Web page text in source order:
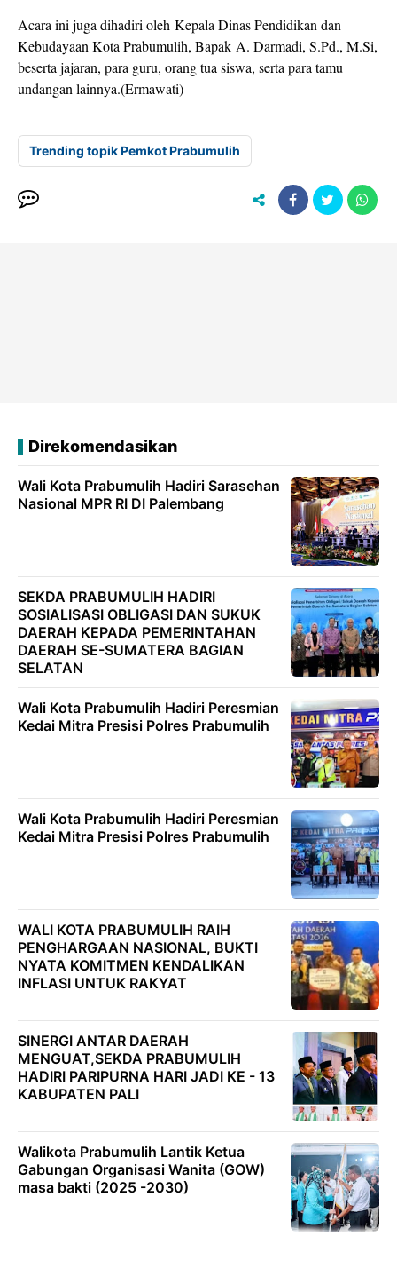
Acara ini juga dihadiri oleh Kepala Dinas Pendidikan dan
Kebudayaan Kota Prabumulih, Bapak A. Darmadi, S.Pd., M.Si,
beserta jajaran, para guru, orang tua siswa, serta para tamu
undangan lainnya.(Ermawati)
Trending topik Pemkot Prabumulih
Direkomendasikan
Wali Kota Prabumulih Hadiri Sarasehan
Nasional MPR RI DI Palembang
SEKDA PRABUMULIH HADIRI
SOSIALISASI OBLIGASI DAN SUKUK
DAERAH KEPADA PEMERINTAHAN
DAERAH SE-SUMATERA BAGIAN
SELATAN
Wali Kota Prabumulih Hadiri Peresmian
Kedai Mitra Presisi Polres Prabumulih
Wali Kota Prabumulih Hadiri Peresmian
Kedai Mitra Presisi Polres Prabumulih
WALI KOTA PRABUMULIH RAIH
PENGHARGAAN NASIONAL, BUKTI
NYATA KOMITMEN KENDALIKAN
INFLASI UNTUK RAKYAT
SINERGI ANTAR DAERAH
MENGUAT,SEKDA PRABUMULIH
HADIRI PARIPURNA HARI JADI KE - 13
KABUPATEN PALI
Walikota Prabumulih Lantik Ketua
Gabungan Organisasi Wanita (GOW)
masa bakti (2025 -2030)